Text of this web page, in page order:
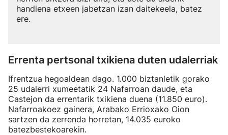
handiena etxeen jabetzan izan daitekeela, batez
ere.
Errenta pertsonal txikiena duten udalerriak
Ifrentzua hegoaldean dago. 1.000 biztanletik gorako
25 udalerri xumeetatik 24 Nafarroan daude, eta
Castejon da errentarik txikiena duena (11.850 euro).
Nafarroakoez gainera, Arabako Errioxako Oion
sartzen da zerrenda horretan, 14.035 euroko
batezbestekoarekin.